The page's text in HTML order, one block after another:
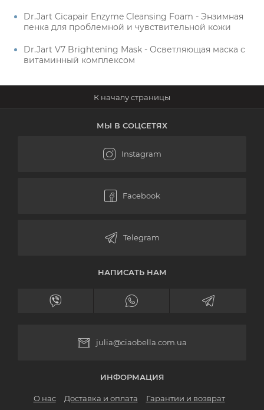
Dr.Jart Cicapair Enzyme Cleansing Foam - Энзимная
пенка для проблемной и чувствительной кожи
Dr.Jart V7 Brightening Mask - Осветляющая маска с
витаминный комплексом
МЫ В СОЦСЕТЯХ
НАПИСАТЬ НАМ
julia@ciaobella.com.ua
ИНФОРМАЦИЯ
О нас Доставка и оплата Гарантии и возврат